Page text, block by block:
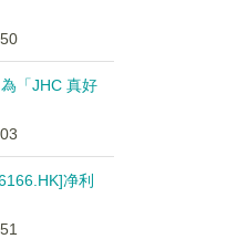
「JHC 真好
净利